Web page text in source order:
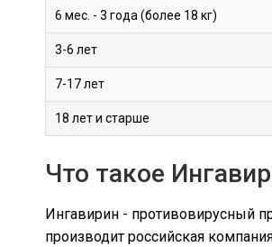
6 мес. - 3 года (более 18 кг)
3-6 лет
7-17 лет
18 лет и старше
Что такое
Ингавирин - противовирусный
производит российская